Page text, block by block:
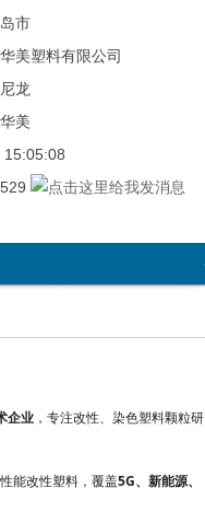
市
美塑料有限公司
龙
美
15:05:08
企业 ，专注改性、染色塑料颗粒研
能改性塑料，覆盖5G、新能源、